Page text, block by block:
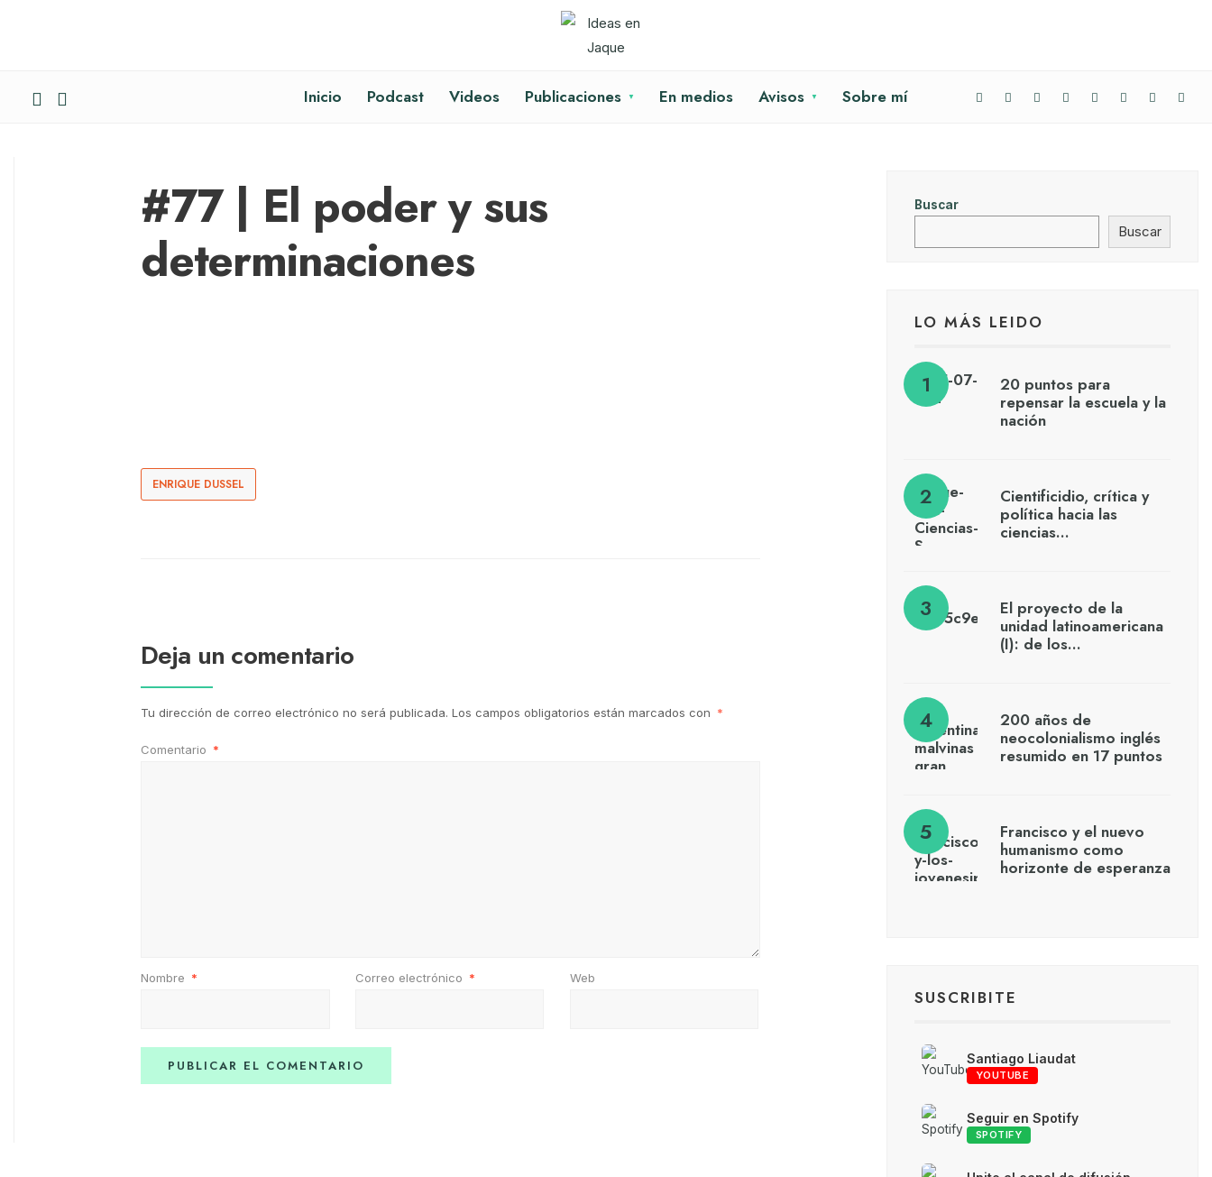
Inicio Podcast Videos Publicaciones En medios Avisos Sobre mí
#77 | El poder y sus
determinaciones
ENRIQUE DUSSEL
Deja un comentario
Tu dirección de correo electrónico no será publicada. Los campos obligatorios están marcados con *
Comentario *
Nombre * Correo electrónico * Web
Buscar
Buscar
LO MÁS LEIDO
20 puntos para
repensar la escuela y la
nación
Cientificidio, crítica y
política hacia las
ciencias…
El proyecto de la
unidad latinoamericana
(I): de los…
200 años de
neocolonialismo inglés
resumido en 17 puntos
Francisco y el nuevo
humanismo como
horizonte de esperanza
SUSCRIBITE
Santiago Liaudat
YOUTUBE
Seguir en Spotify
SPOTIFY